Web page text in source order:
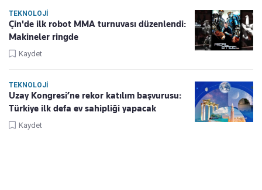
TEKNOLOJI
Çin'de ilk robot MMA turnuvası düzenlendi:
Makineler ringde
Kaydet
TEKNOLOJI
Uzay Kongresi’ne rekor katılım başvurusu:
Türkiye ilk defa ev sahipliği yapacak
Kaydet